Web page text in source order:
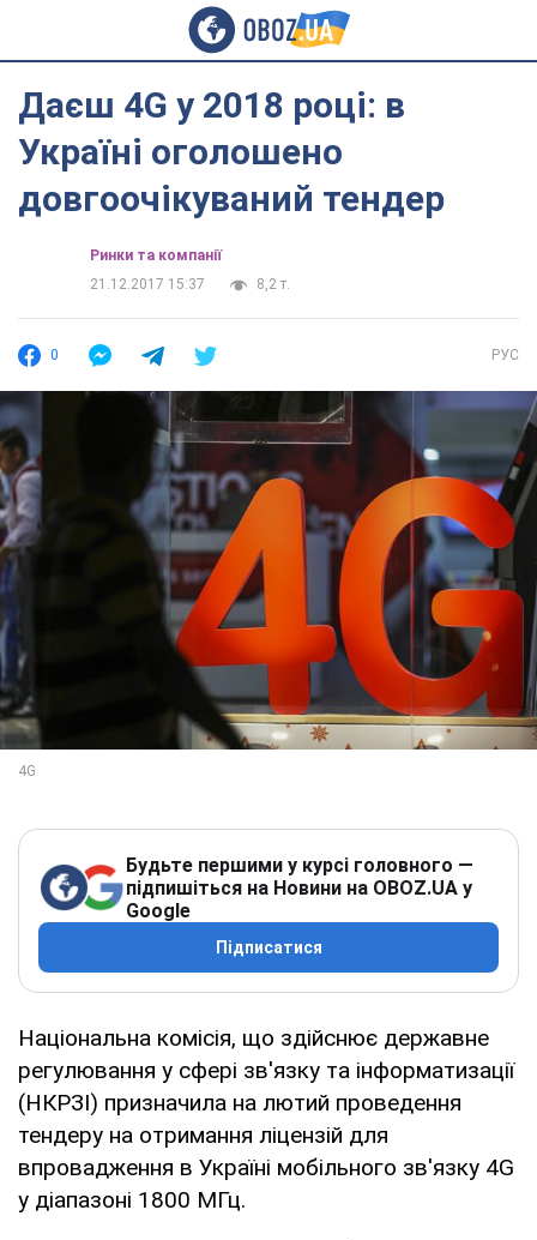
Даєш 4G у 2018 році: в
Україні оголошено
довгоочікуваний тендер
Ринки та компанії
21.12.2017 15:37
8,2 т.
0 РУС
Будьте першими у курсі головного —
підпишіться на Новини на OBOZ.UA у
Google
Підписатися
Національна комісія, що здійснює державне
регулювання у сфері зв'язку та інформатизації
(НКРЗІ) призначила на лютий проведення
тендеру на отримання ліцензій для
впровадження в Україні мобільного зв'язку 4G
у діапазоні 1800 МГц.